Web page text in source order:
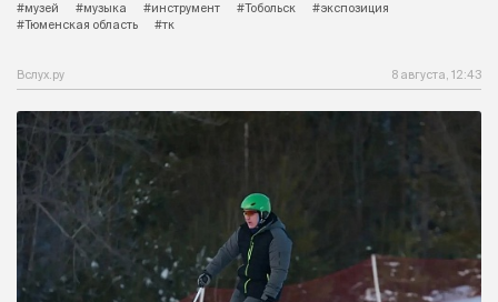
#музей
#музыка #инструмент #Тобольск
#экспозиция
#Тюменская область
#тк
Вслух.ру 8 августа, 12:43